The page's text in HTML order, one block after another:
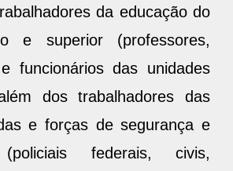
da educação do
e superior (professores,
funcionários das unidades
dos trabalhadores das
e forças de segurança e
(policiais federais, civis,